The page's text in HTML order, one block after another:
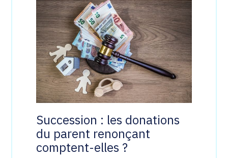
t
l
i
b
è
r
e
-
t
-
i
l
a
c
a
u
p
o
r
t
f
l
u
v
i
a
l
d
m
a
r
c
Succession : les donations
du parent renonçant
comptent-elles ?